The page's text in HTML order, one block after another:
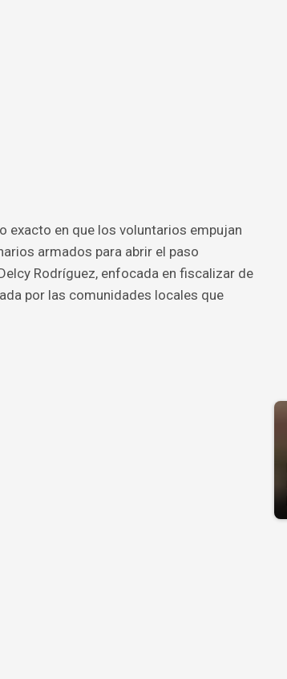
exacto en que los voluntarios empujan
armados para abrir el paso
Rodríguez, enfocada en fiscalizar de
por las comunidades locales que